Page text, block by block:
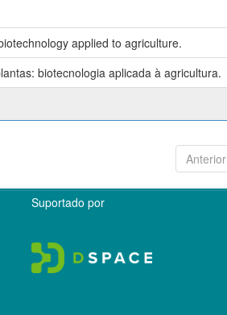
applied to agriculture.
biotecnologia aplicada à agricultura.
Anterior
Suportado por